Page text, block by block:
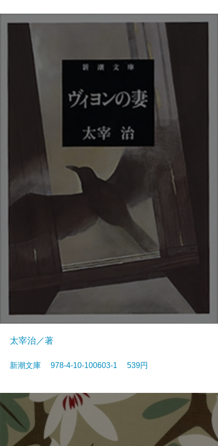
太宰治／著
新潮文庫 978-4-10-100603-1 539円